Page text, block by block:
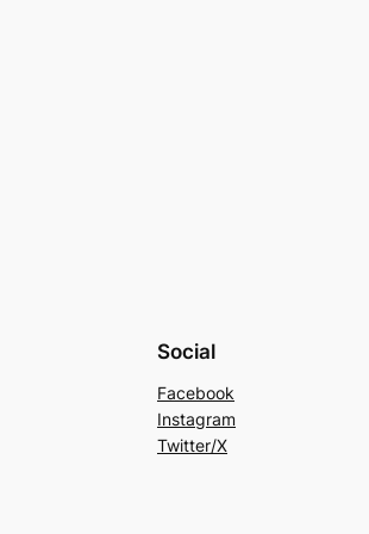
Social
Facebook
Instagram
Twitter/X